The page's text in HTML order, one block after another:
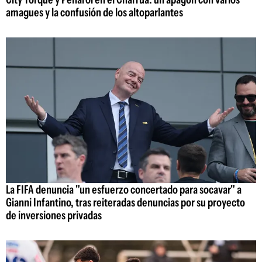
amagues y la confusión de los altoparlantes
La FIFA denuncia "un esfuerzo concertado para socavar" a
Gianni Infantino, tras reiteradas denuncias por su proyecto
de inversiones privadas